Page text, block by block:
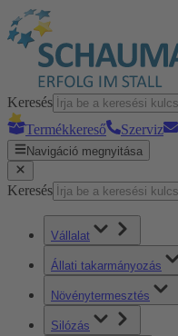
Keresés
Termékkereső
Szerviz
Navigáció megnyitása
Keresés
Vállalat
Állati takarmányozás
Növénytermesztés
Silózás